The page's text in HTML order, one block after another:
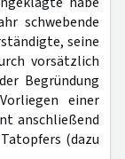
schwebende
seine
vorsätzlich
Begründung
einer
anschließend
(dazu